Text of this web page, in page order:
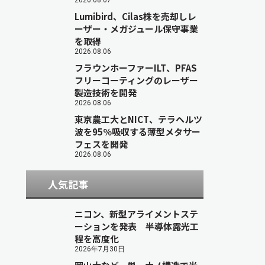
Lumibird、Cilas株を売却しレ
ーザー・メガジュール保守事業
を取得
2026.08.06
フラウンホーファーILT、PFAS
フリーコーティングのレーザー
製造技術を開発
2026.08.06
東京農工大とNICT、テラヘルツ
波を95％吸収する薄型メタサー
フェスを開発
2026.08.06
人気記事
ニコン、新型アライメントステ
ーションを発表 半導体露光工
程を高度化
2026年7月30日